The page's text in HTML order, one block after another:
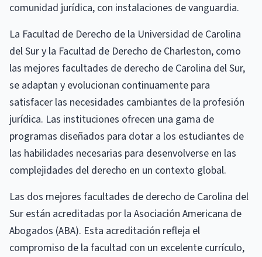
comunidad jurídica, con instalaciones de vanguardia.
La Facultad de Derecho de la Universidad de Carolina
del Sur y la Facultad de Derecho de Charleston, como
las mejores facultades de derecho de Carolina del Sur,
se adaptan y evolucionan continuamente para
satisfacer las necesidades cambiantes de la profesión
jurídica. Las instituciones ofrecen una gama de
programas diseñados para dotar a los estudiantes de
las habilidades necesarias para desenvolverse en las
complejidades del derecho en un contexto global.
Las dos mejores facultades de derecho de Carolina del
Sur están acreditadas por la Asociación Americana de
Abogados (ABA). Esta acreditación refleja el
compromiso de la facultad con un excelente currículo,